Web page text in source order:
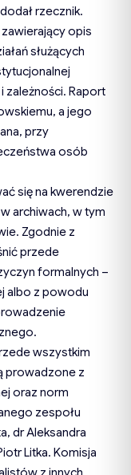
rzecznik.
opis
służących
zależności. Raport
a jego
przy
osób
się na kwerendzie
archiwach, w tym
Zgodnie z
przede
formalnych –
albo z powodu
wszystkim
prowadzone z
oraz norm
zespołu
dr Aleksandra
Litka. Komisja